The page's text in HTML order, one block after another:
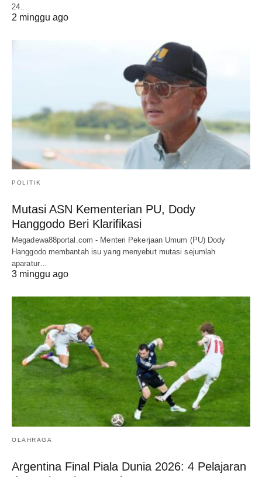
24…
2 minggu ago
POLITIK
Mutasi ASN Kementerian PU, Dody
Hanggodo Beri Klarifikasi
Megadewa88portal.com - Menteri Pekerjaan Umum (PU) Dody
Hanggodo membantah isu yang menyebut mutasi sejumlah
aparatur…
3 minggu ago
OLAHRAGA
Argentina Final Piala Dunia 2026: 4 Pelajaran